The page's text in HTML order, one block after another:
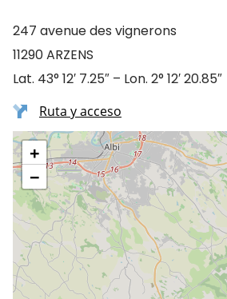
247 avenue des vignerons
11290 ARZENS
Lat. 43° 12′ 7.25″ – Lon. 2° 12′ 20.85″
Ruta y acceso
+
−